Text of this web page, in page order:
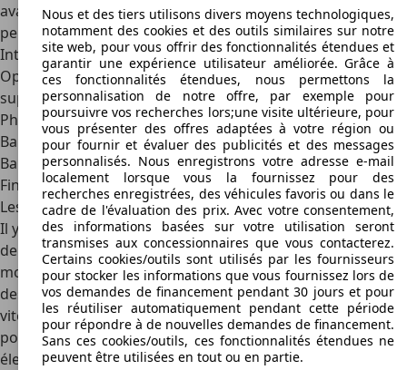
avant chauffants et un volant chauffant. Le pack All-Road
permet de combiner des pneus neige et avec le système
IntelliGrip de Vauxhall.
Opel propose également quelques composants
supplémentaires en achat individuel:
Phares à DEL
Barres de toit argentées
Barre de remorquage amovible
Finition noire de la vitre du toit et des portières
Les autres modèles de la gamme
Il y a quatre niveaux de finition pour la Grandland X. Ces
dernières sont SE, Tech Line Nav, Sport Nav et Elite Nav. Les
modèles ont un système d’infodivertissement de 7 pouces,
des essuie-glaces automatiques et un régulateur de
vitesse. Ils sont aussi équipés de jantes en alliage de 17
pouces, de la climatisation et d’un frein de stationnement
électronique.
Nous et des tiers utilisons divers moyens technologiques,
notamment des cookies et des outils similaires sur notre
site web, pour vous offrir des fonctionnalités étendues et
garantir une expérience utilisateur améliorée. Grâce à
ces fonctionnalités étendues, nous permettons la
personnalisation de notre offre, par exemple pour
poursuivre vos recherches lors;une visite ultérieure, pour
vous présenter des offres adaptées à votre région ou
pour fournir et évaluer des publicités et des messages
personnalisés. Nous enregistrons votre adresse e-mail
localement lorsque vous la fournissez pour des
recherches enregistrées, des véhicules favoris ou dans le
cadre de l'évaluation des prix. Avec votre consentement,
des informations basées sur votre utilisation seront
transmises aux concessionnaires que vous contacterez.
Certains cookies/outils sont utilisés par les fournisseurs
pour stocker les informations que vous fournissez lors de
vos demandes de financement pendant 30 jours et pour
les réutiliser automatiquement pendant cette période
pour répondre à de nouvelles demandes de financement.
Sans ces cookies/outils, ces fonctionnalités étendues ne
peuvent être utilisées en tout ou en partie.